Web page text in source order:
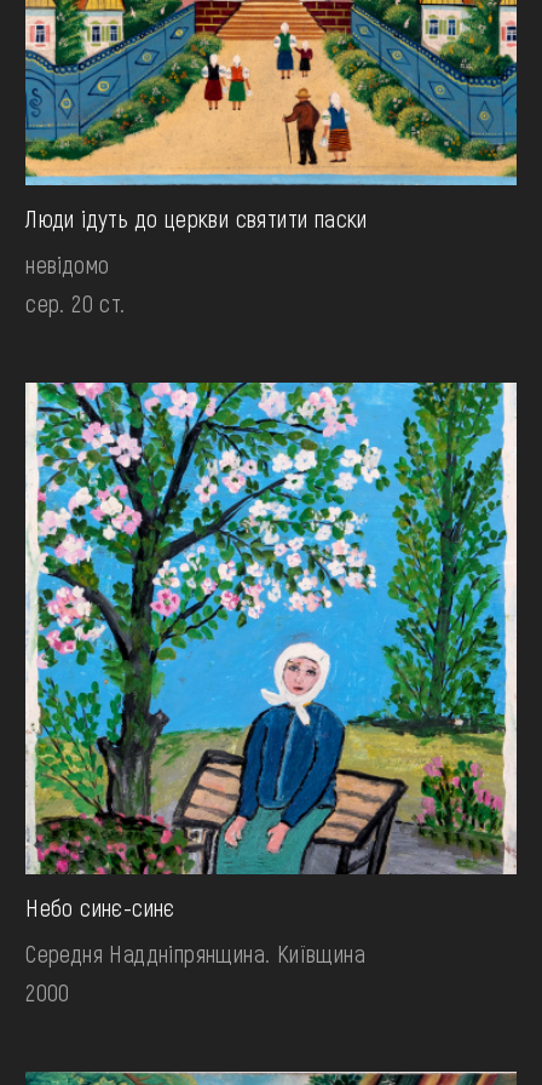
Люди ідуть до церкви святити паски
невідомо
сер. 20 ст.
Небо синє-синє
Середня Наддніпрянщина. Київщина
2000